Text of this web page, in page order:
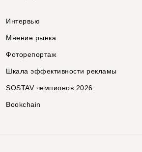
Интервью
Мнение рынка
Фоторепортаж
Шкала эффективности рекламы
SOSTAV чемпионов 2026
Bookchain